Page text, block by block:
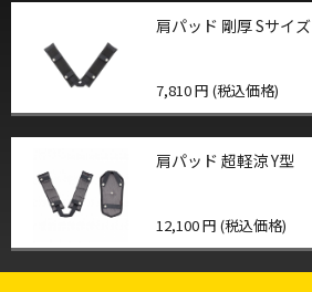
肩パッド 剛厚 Sサイズ
7,810 円 (税込価格)
肩パッド 超軽涼 Y型
12,100 円 (税込価格)